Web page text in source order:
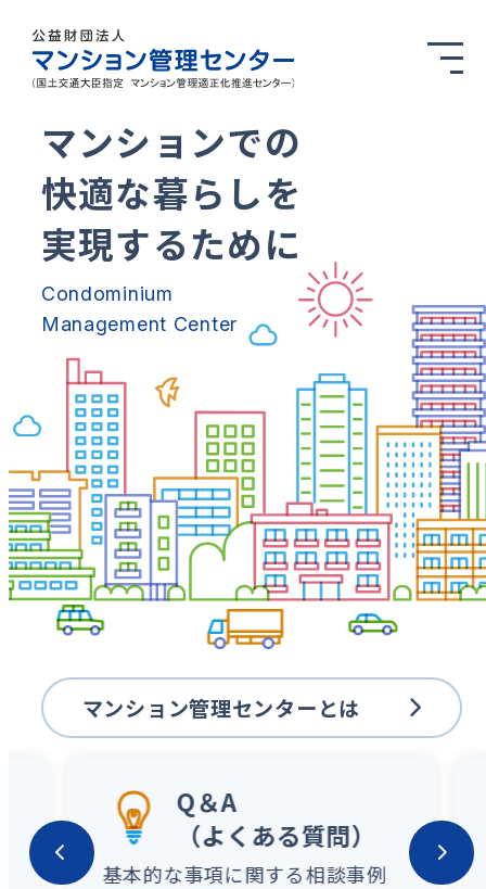
マンションでの
快適な暮らしを
実現するために
Condominium
Management Center
マンション管理センターとは
Q＆A
（よくある質問）
基本的な事項に関する相談事例